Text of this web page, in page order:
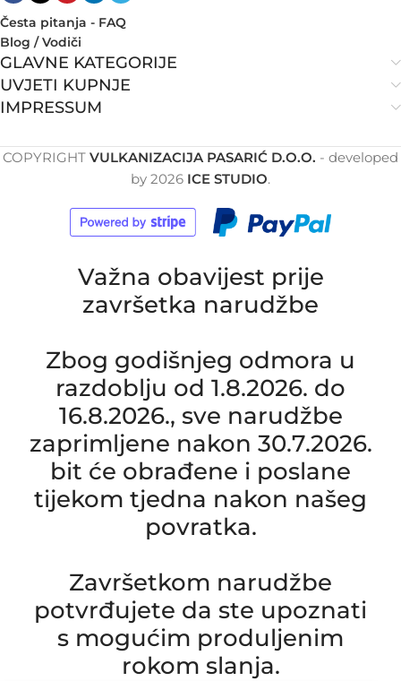
Česta pitanja - FAQ
Blog / Vodiči
GLAVNE KATEGORIJE
UVJETI KUPNJE
IMPRESSUM
COPYRIGHT VULKANIZACIJA PASARIĆ D.O.O. - developed
by 2026 ICE STUDIO.
Važna obavijest prije
završetka narudžbe
Zbog godišnjeg odmora u
razdoblju od 1.8.2026. do
16.8.2026., sve narudžbe
zaprimljene nakon 30.7.2026.
bit će obrađene i poslane
tijekom tjedna nakon našeg
povratka.
Završetkom narudžbe
potvrđujete da ste upoznati
s mogućim produljenim
rokom slanja.